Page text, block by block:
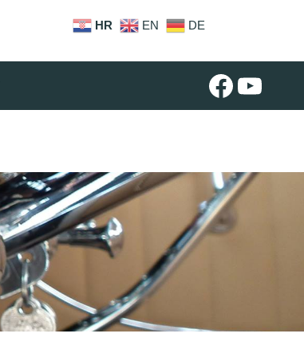
HR EN DE
# YouTube